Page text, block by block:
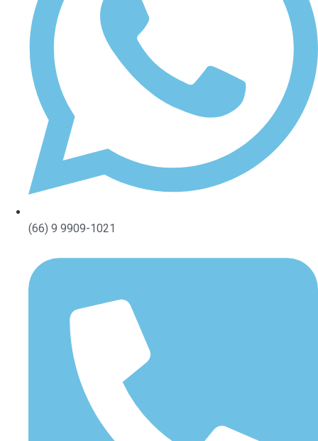
(66) 9 9909-1021